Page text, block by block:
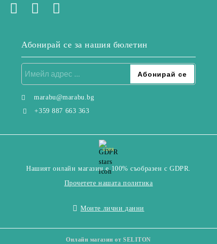
Абонирай се за нашия бюлетин
marabu@marabu.bg
+359 887 663 363
GDPR
Нашият онлайн магазин е 100% съобразен с GDPR.
Прочетете нашата политика
Моите лични данни
Онлайн магазин от SELITON